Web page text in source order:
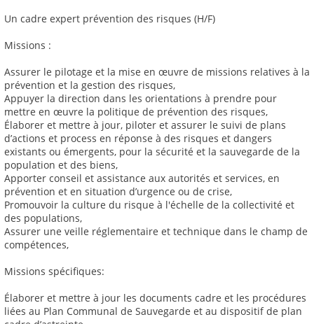
Un cadre expert prévention des risques (H/F)
Missions :
Assurer le pilotage et la mise en œuvre de missions relatives à la
prévention et la gestion des risques,
Appuyer la direction dans les orientations à prendre pour
mettre en œuvre la politique de prévention des risques,
Élaborer et mettre à jour, piloter et assurer le suivi de plans
d’actions et process en réponse à des risques et dangers
existants ou émergents, pour la sécurité et la sauvegarde de la
population et des biens,
Apporter conseil et assistance aux autorités et services, en
prévention et en situation d’urgence ou de crise,
Promouvoir la culture du risque à l'échelle de la collectivité et
des populations,
Assurer une veille réglementaire et technique dans le champ de
compétences,
Missions spécifiques:
Élaborer et mettre à jour les documents cadre et les procédures
liées au Plan Communal de Sauvegarde et au dispositif de plan